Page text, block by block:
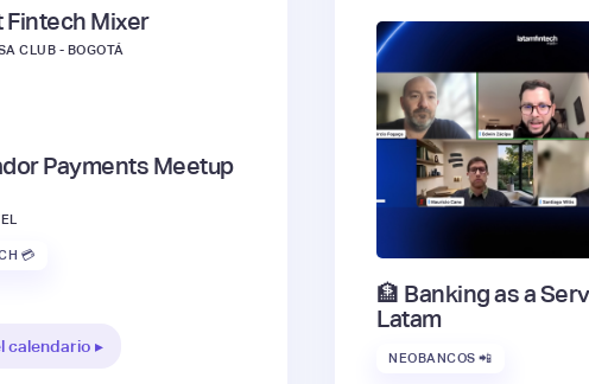
Fintech Mixer
CLUB - BOGOTÁ
Payments Meetup
💳
calendario ▸
🏦 Banking as a
Latam
NEOBANCOS 📲